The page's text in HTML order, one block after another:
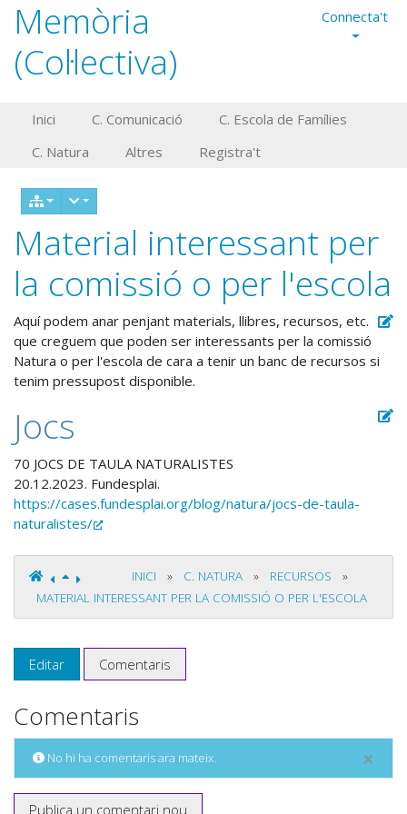
Memòria
(Col·lectiva)
Connecta't
Inici C. Comunicació
C. Escola de Famílies
C. Natura
Altres Registra't
Material interessant per
la comissió o per l'escola
Aquí podem anar penjant materials, llibres, recursos, etc.
que creguem que poden ser interessants per la comissió
Natura o per l'escola de cara a tenir un banc de recursos si
tenim pressupost disponible.
Jocs
70 JOCS DE TAULA NATURALISTES
20.12.2023. Fundesplai.
https://cases.fundesplai.org/blog/natura/jocs-de-taula-
naturalistes/
INICI » C. NATURA » RECURSOS
»
MATERIAL INTERESSANT PER LA COMISSIÓ O PER L'ESCOLA
Editar Comentaris
Comentaris
×
No hi ha comentaris ara mateix.
Publica un comentari nou